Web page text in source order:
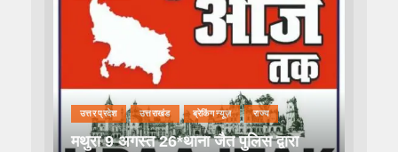
उत्तर प्रदेश उत्तराखंड ब्रेकिंग न्यूज़ राज्य
मथुरा 9 अगस्त 26*थाना जैत पुलिस द्वारा